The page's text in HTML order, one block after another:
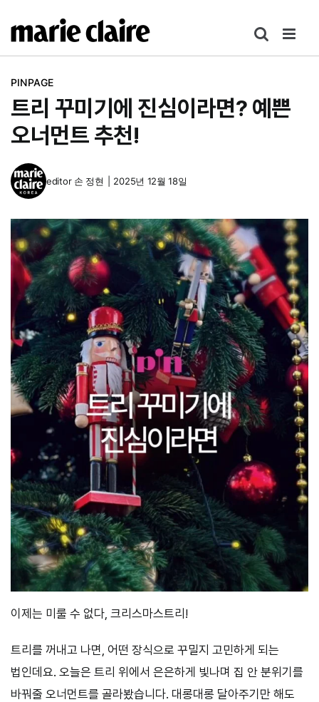
텐
PINPAGE
트리 꾸미기에 진심이라면? 예쁜
오너먼트 추천!
editor 손 정현 2025년 12월 18일
이제는 미룰 수 없다, 크리스마스트리!
트리를 꺼내고 나면, 어떤 장식으로 꾸밀지 고민하게 되는
법인데요. 오늘은 트리 위에서 은은하게 빛나며 집 안 분위기를
바꿔줄 오너먼트를 골라봤습니다. 대롱대롱 달아주기만 해도